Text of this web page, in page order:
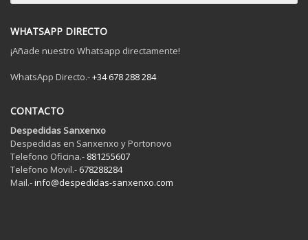
WHATSAPP DIRECTO
¡Añade nuestro Whatsapp directamente!
WhatsApp Directo.-+34 678 288 284
CONTACTO
Despedidas Sanxenxo
Despedidas en Sanxenxo y Portonovo
Telefono Oficina.- 881255607
Telefono Movil.- 678288284
Mail.-info@despedidas-sanxenxo.com